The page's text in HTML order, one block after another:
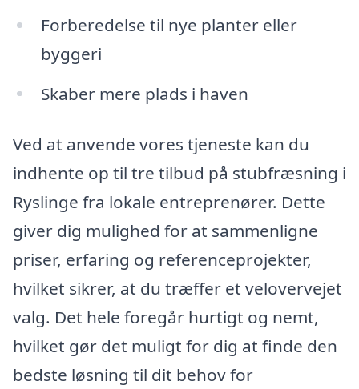
Forberedelse til nye planter eller
byggeri
Skaber mere plads i haven
Ved at anvende vores tjeneste kan du
indhente op til tre tilbud på stubfræsning i
Ryslinge fra lokale entreprenører. Dette
giver dig mulighed for at sammenligne
priser, erfaring og referenceprojekter,
hvilket sikrer, at du træffer et velovervejet
valg. Det hele foregår hurtigt og nemt,
hvilket gør det muligt for dig at finde den
bedste løsning til dit behov for